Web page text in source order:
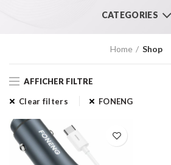
CATEGORIES
Home Shop
AFFICHER FILTRE
Clear filters FONENG